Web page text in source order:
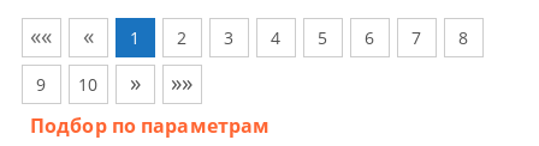
«« « 1 2 3 4 5 6 7 8
9 10 » »»
Подбор по параметрам